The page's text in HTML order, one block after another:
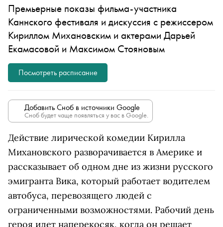
Премьерные показы фильма-участника
Каннского фестиваля и дискуссия с режиссером
Кириллом Михановским и актерами Дарьей
Екамасовой и Максимом Стояновым
Посмотреть расписание
Добавить Сноб в источники Google
Сноб будет чаще появляться у вас в Google.
Действие лирической комедии Кирилла
Михановского разворачивается в Америке и
рассказывает об одном дне из жизни русского
эмигранта Вика, который работает водителем
автобуса, перевозящего людей с
ограниченными возможностями. Рабочий день
героя идет наперекосяк, когда он решает